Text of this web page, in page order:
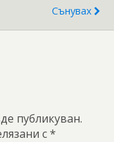
Сънувах
публикуван.
с*